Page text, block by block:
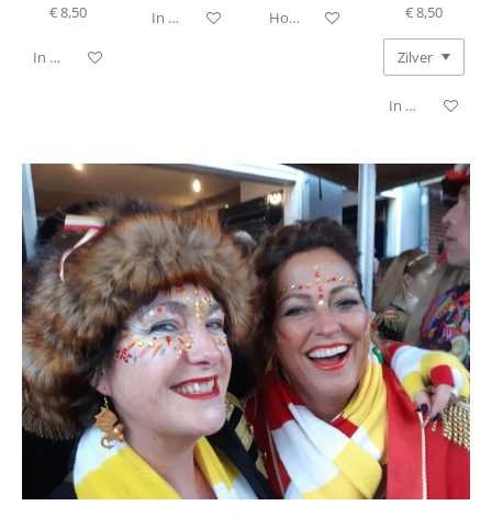
€ 8,50
In winkelwagen
In winkelwagen Houd mij op de hoogte€ 8,50
In winkelwagen